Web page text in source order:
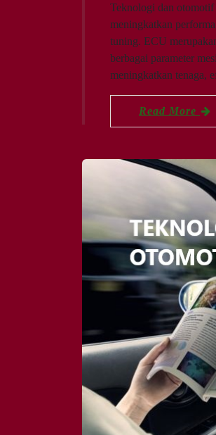
Teknologi dan otomotif
meningkatkan
tuning. ECU
berbagai parameter
meningkatkan tenaga,
Read More